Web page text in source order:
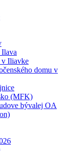
v Iliavke
domu v
(MFK)
bývalej OA